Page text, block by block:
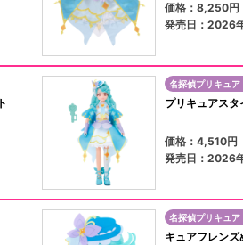
価格：8,250円
発売日：2026
名探偵プリキュア
プリキュアス
価格：4,510円
発売日：2026
名探偵プリキュア
キュアフレン